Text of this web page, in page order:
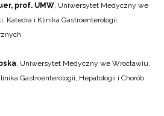
prof. UMW , Uniwersytet Medyczny we
Katedra i Klinika Gastroenterologii,
, Uniwersytet Medyczny we Wrocławiu,
Gastroenterologii, Hepatologii i Chorób